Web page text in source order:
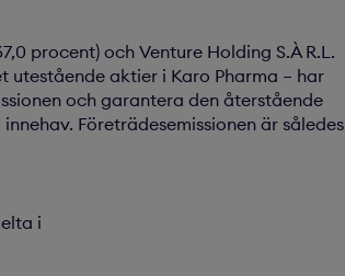
procent) och Venture Holding S.À R.L.
utestående aktier i Karo Pharma – har
och garantera den återstående
Företrädesemissionen är således
i